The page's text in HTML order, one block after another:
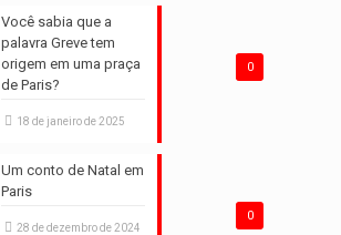
0
Você sabia que a
palavra Greve tem
origem em uma praça
de Paris?
18 de janeiro de 2025
0
Um conto de Natal em
Paris
28 de dezembro de 2024